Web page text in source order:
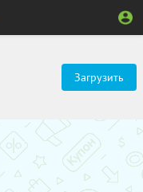
Загрузить